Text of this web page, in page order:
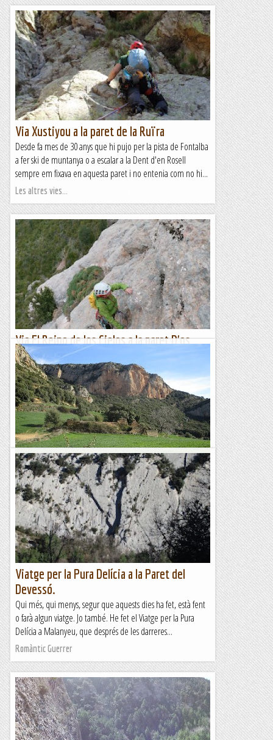
Via Xustiyou a la paret de la Ruïra
Desde fa mes de 30 anys que hi pujo per la pista de Fontalba
a fer ski de muntanya o a escalar a la Dent d'en Rosell
sempre em fixava en aquesta paret i no entenia com no hi...
Les altres vies...
Via El Reino de los Cielos a la paret D'os
Güeis
Al famós Castell de Loarre es va filmar el 2005 la pelicula "El
reino de los cielos". Nom que dona titol aquesta bonica i
tranquila vieta.Nosaltres com som per la...
Les altres vies...
Itziar a la Paret del Temps.
Després de la tempesta ve la calma i, després de la mona ve
el mono. Així, que amb reserves suficients per passar una
setmana, he anat a la tranquila paret del Temps a...
Romàntic Guerrer
Viatge per la Pura Delícia a la Paret del
Devessó.
Qui més, qui menys, segur que aquests dies ha fet, està fent
o farà algun viatge. Jo també. He fet el Viatge per la Pura
Delícia a Malanyeu, que després de les darreres...
Romàntic Guerrer